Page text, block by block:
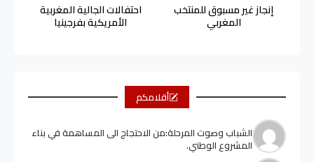
إنجاز غير مسبوق للمنتخب
المغربي
احتفالات الجالية المغربية
الأمريكية بفرجينيا
أقلامكم
الشباب وصوت المرحلة:من الاحتجاج الى المساهمة في بناء
المشروع الوطني.